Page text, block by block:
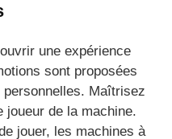
une expérience
sont proposées
Maîtrisez
joueur de la machine.
jouer, les machines à